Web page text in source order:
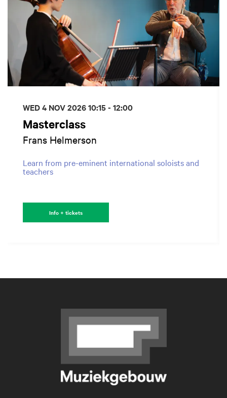
Masterclass
Frans Helmerson
Learn from pre-eminent international soloists and
teachers
WED 4 NOV 202610:15 - 12:00
Info + tickets